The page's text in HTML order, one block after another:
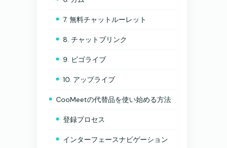
7. 無料チャットルーレット
8. チャットブリンク
9. ビゴライブ
10. アップライブ
CooMeetの代替品を使い始める方法
登録プロセス
インターフェースナビゲーション